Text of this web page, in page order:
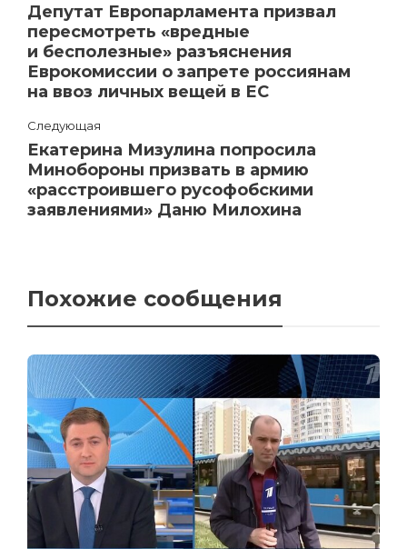
Депутат Европарламента призвал
пересмотреть «вредные
и бесполезные» разъяснения
Еврокомиссии о запрете россиянам
на ввоз личных вещей в ЕС
Следующая
Екатерина Мизулина попросила
Минобороны призвать в армию
«расстроившего русофобскими
заявлениями» Даню Милохина
Похожие сообщения